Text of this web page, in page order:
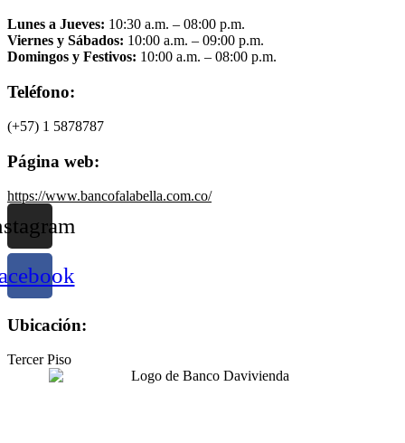
Lunes a Jueves: 10:30 a.m. – 08:00 p.m.
Viernes y Sábados: 10:00 a.m. – 09:00 p.m.
Domingos y Festivos: 10:00 a.m. – 08:00 p.m.
Teléfono:
(+57) 1 5878787
Página web:
https://www.bancofalabella.com.co/
Ubicación:
Tercer Piso